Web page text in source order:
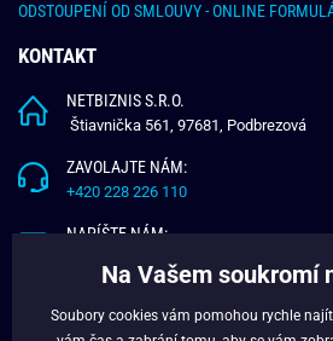
ODSTOUPENÍ OD SMLOUVY - ONLINE
KONTAKT
NETBIZNIS S.R.O.
Štiavnička 561, 97681, Podbrezová
ZAVOLAJTE NÁM:
+420 228 226 110
NAPÍŠTE NÁM:
Na Vašem soukromí
Soubory cookies vám pomohou rychle